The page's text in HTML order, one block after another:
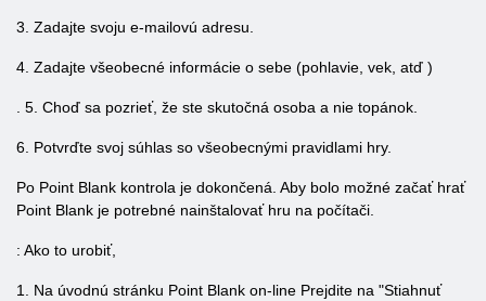
3. Zadajte svoju e-mailovú adresu.
4. Zadajte všeobecné informácie o sebe (pohlavie, vek, atď )
. 5. Choď sa pozrieť, že ste skutočná osoba a nie topánok.
6. Potvrďte svoj súhlas so všeobecnými pravidlami hry.
Po Point Blank kontrola je dokončená. Aby bolo možné začať hrať
Point Blank je potrebné nainštalovať hru na počítači.
: Ako to urobiť,
1. Na úvodnú stránku Point Blank on-line Prejdite na "Stiahnuť